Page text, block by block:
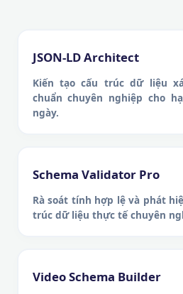
JSON-LD Architect
Kiến tạo cấu trúc dữ liệu
chuẩn chuyên nghiệp cho
ngày.
Schema Validator Pro
Rà soát tính hợp lệ và phát
trúc dữ liệu thực tế chuyên
Video Schema Builder